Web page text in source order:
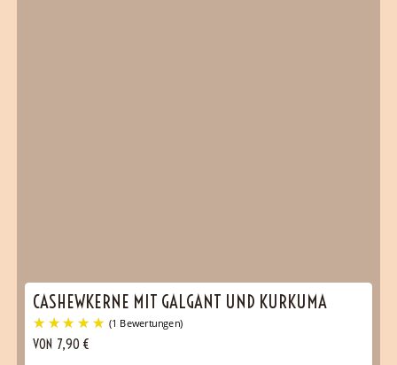
CASHEWKERNE MIT GALGANT UND KURKUMA
VON 7,90 €